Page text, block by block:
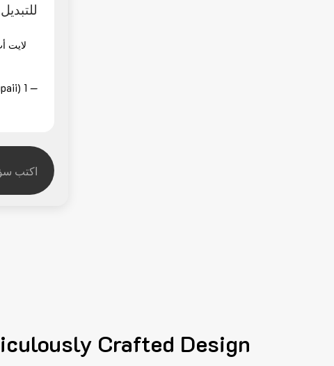
لايت
— LightUp (@Lightupaii) 1 أبريل 2024
Crafted Design